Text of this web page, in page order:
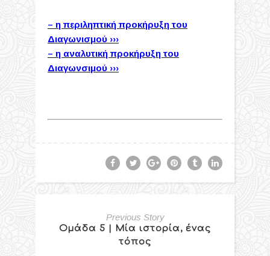
– η περιληπτική προκήρυξη του
Διαγωνισμού ›››
– η αναλυτική προκήρυξη του
Διαγωνσιμού ›››
Previous Story
Ομάδα 5 | Μία ιστορία, ένας
τόπος